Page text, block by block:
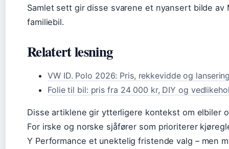
Samlet sett gir disse svarene et nyansert bilde av
familiebil.
Relatert lesning
VW ID. Polo 2026: Pris, rekkevidde og
Folie til bil: pris fra 24 000 kr, DIY og
Disse artiklene gir ytterligere kontekst om elbiler
For irske og norske sjåfører som prioriterer
Y Performance et unektelig fristende valg – men